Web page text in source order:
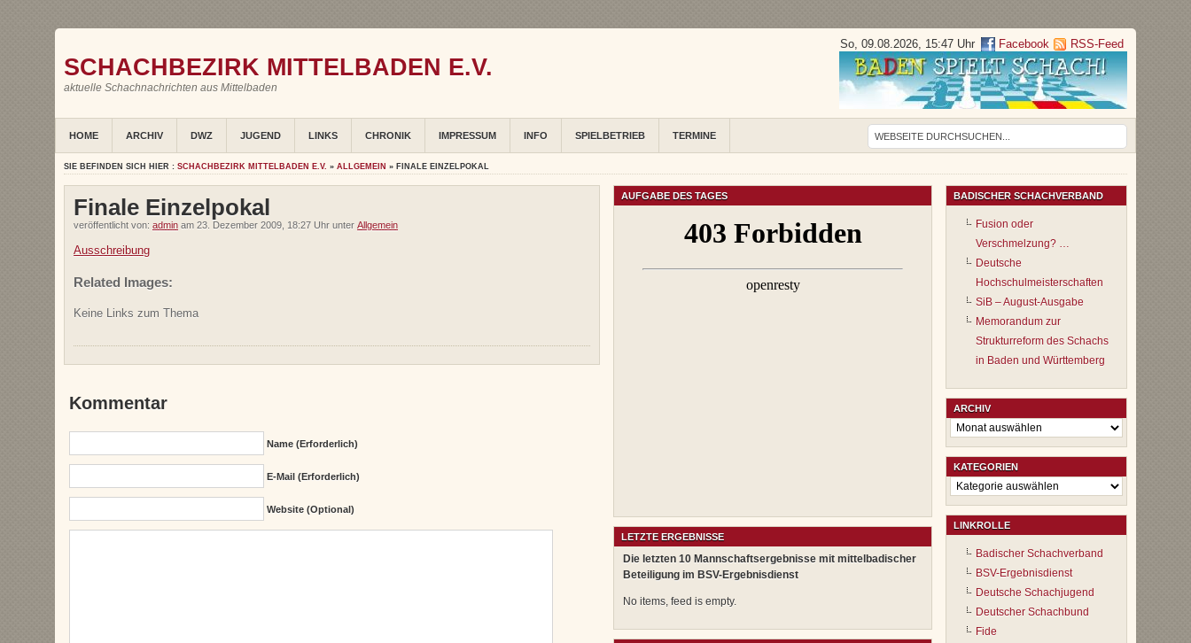
SCHACHBEZIRK MITTELBADEN E.V.
aktuelle Schachnachrichten aus Mittelbaden
So, 09.08.2026, 15:47 Uhr Facebook RSS-Feed
HOME ARCHIV DWZ JUGEND LINKS CHRONIK IMPRESSUM INFO SPIELBETRIEB TERMINE
SIE BEFINDEN SICH HIER : SCHACHBEZIRK MITTELBADEN E.V. » ALLGEMEIN » FINALE EINZELPOKAL
Finale Einzelpokal
veröffentlicht von: admin am 23. Dezember 2009, 18:27 Uhr unter Allgemein
Ausschreibung
Related Images:
Keine Links zum Thema
Kommentar
Name (erforderlich)
E-Mail (erforderlich)
Website (Optional)
AUFGABE DES TAGES
LETZTE ERGEBNISSE
Die letzten 10 Mannschaftsergebnisse mit mittelbadischer
Beteiligung im BSV-Ergebnisdienst
No items, feed is empty.
BADISCHER SCHACHVERBAND
Fusion oder
Verschmelzung? …
Deutsche
Hochschulmeisterschaften
SiB – August-Ausgabe
Memorandum zur
Strukturreform des Schachs
in Baden und Württemberg
ARCHIV
Archiv
KATEGORIEN
Kategorien
LINKROLLE
Badischer Schachverband
BSV-Ergebnisdienst
Deutsche Schachjugend
Deutscher Schachbund
Fide